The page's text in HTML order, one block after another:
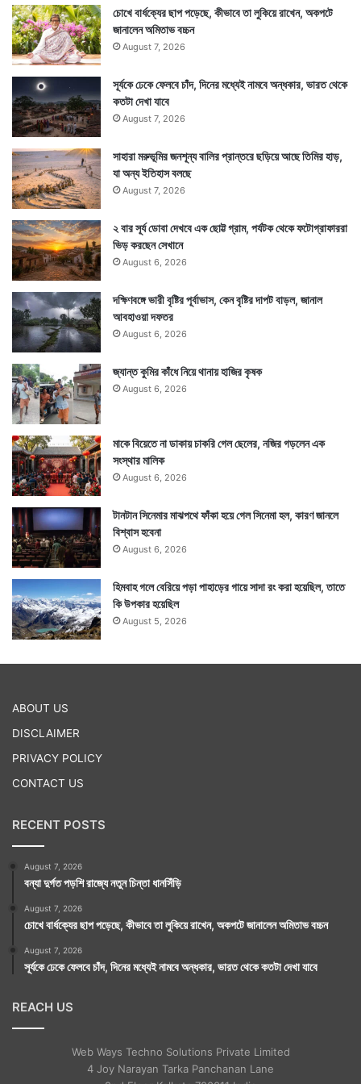
চোখে বার্ধক্যের ছাপ পড়েছে, কীভাবে তা লুকিয়ে রাখেন, অকপটে
জানালেন অমিতাভ বচ্চন
August 7, 2026
সূর্যকে ঢেকে ফেলবে চাঁদ, দিনের মধ্যেই নামবে অন্ধকার, ভারত থেকে
কতটা দেখা যাবে
August 7, 2026
সাহারা মরুভূমির জনশূন্য বালির প্রান্তরে ছড়িয়ে আছে তিমির হাড়,
যা অন্য ইতিহাস বলছে
August 7, 2026
২ বার সূর্য ডোবা দেখবে এক ছোট্ট গ্রাম, পর্যটক থেকে ফটোগ্রাফাররা
ভিড় করছেন সেখানে
August 6, 2026
দক্ষিণবঙ্গে ভারী বৃষ্টির পূর্বাভাস, কেন বৃষ্টির দাপট বাড়ল, জানাল
আবহাওয়া দফতর
August 6, 2026
জ্যান্ত কুমির কাঁধে নিয়ে থানায় হাজির কৃষক
August 6, 2026
মাকে বিয়েতে না ডাকায় চাকরি গেল ছেলের, নজির গড়লেন এক
সংস্থার মালিক
August 6, 2026
টানটান সিনেমার মাঝপথে ফাঁকা হয়ে গেল সিনেমা হল, কারণ জানলে
বিশ্বাস হবেনা
August 6, 2026
হিমবাহ গলে বেরিয়ে পড়া পাহাড়ের গায়ে সাদা রং করা হয়েছিল, তাতে
কি উপকার হয়েছিল
August 5, 2026
ABOUT US
DISCLAIMER
PRIVACY POLICY
CONTACT US
RECENT POSTS
August 7, 2026
বন্যা দুর্গত পড়শি রাজ্যে নতুন চিন্তা ধানসিঁড়ি
August 7, 2026
চোখে বার্ধক্যের ছাপ পড়েছে, কীভাবে তা লুকিয়ে রাখেন, অকপটে জানালেন অমিতাভ বচ্চন
August 7, 2026
সূর্যকে ঢেকে ফেলবে চাঁদ, দিনের মধ্যেই নামবে অন্ধকার, ভারত থেকে কতটা দেখা যাবে
REACH US
Web Ways Techno Solutions Private Limited
4 Joy Narayan Tarka Panchanan Lane